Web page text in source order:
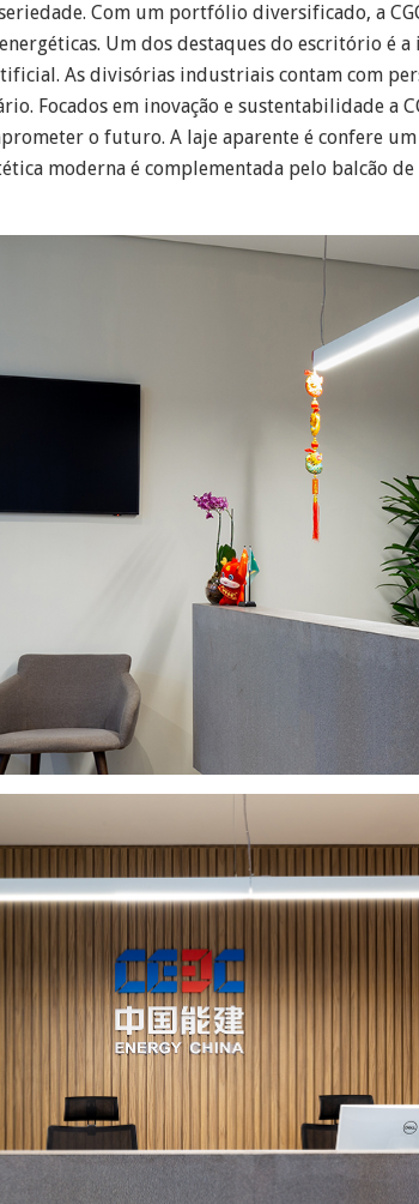
Com um portfólio diversificado, a
Um dos destaques do escritório
As divisórias industriais contam com
Focados em inovação e sustentabilidade a
o futuro. A laje aparente é confere
moderna é complementada pelo balcão